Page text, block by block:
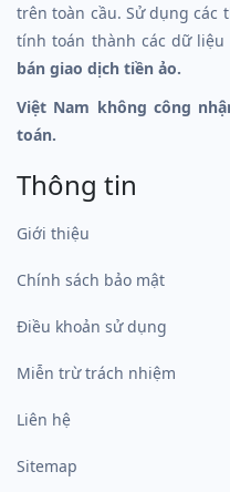
trên toàn cầu. Sử dụng các
tính toán thành các dữ
bán giao dịch tiền ảo.
Việt Nam không công
toán.
Thông tin
Giới thiệu
Chính sách bảo mật
Điều khoản sử dụng
Miễn trừ trách nhiệm
Liên hệ
Sitemap